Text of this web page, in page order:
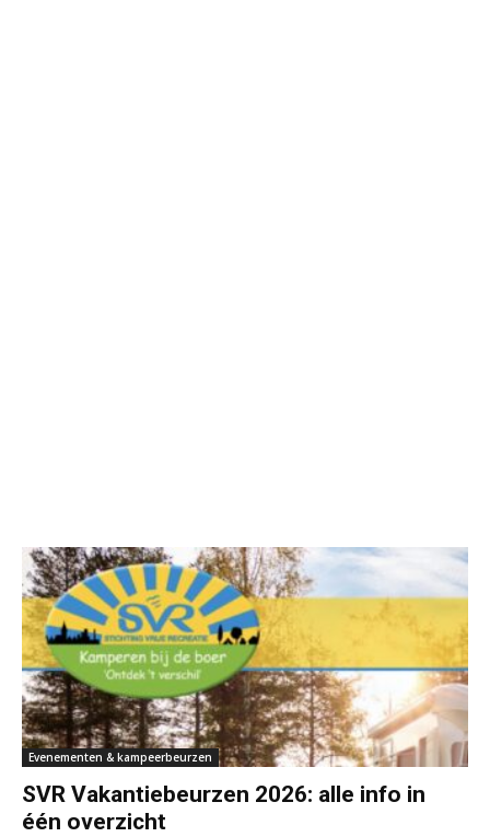
Evenementen & kampeerbeurzen
SVR Vakantiebeurzen 2026: alle info in
één overzicht